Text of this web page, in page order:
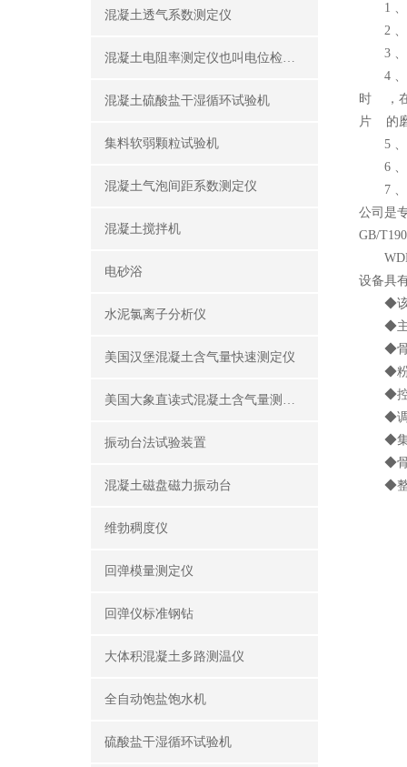
混凝土透气系数测定仪
混凝土电阻率测定仪也叫电位检测仪（锈蚀分析仪）
混凝土硫酸盐干湿循环试验机
集料软弱颗粒试验机
混凝土气泡间距系数测定仪
混凝土搅拌机
电砂浴
水泥氯离子分析仪
美国汉堡混凝土含气量快速测定仪
美国大象直读式混凝土含气量测定仪
振动台法试验装置
混凝土磁盘磁力振动台
维勃稠度仪
回弹模量测定仪
回弹仪标准钢钻
大体积混凝土多路测温仪
全自动饱盐饱水机
硫酸盐干湿循环试验机
1 、配
2 、水
3 、
4 、搅
时 ，在
片 的
5 、成
6 、
7 、计
公司是
GB/
WDB
设备具
◆该产
◆主机
◆骨料
◆粉料
◆控制
◆调速
◆集料
◆骨料
◆整机